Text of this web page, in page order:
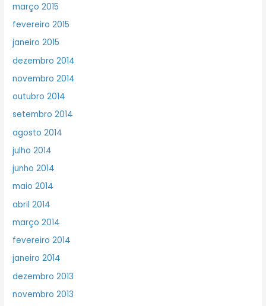
março 2015
fevereiro 2015
janeiro 2015
dezembro 2014
novembro 2014
outubro 2014
setembro 2014
agosto 2014
julho 2014
junho 2014
maio 2014
abril 2014
março 2014
fevereiro 2014
janeiro 2014
dezembro 2013
novembro 2013